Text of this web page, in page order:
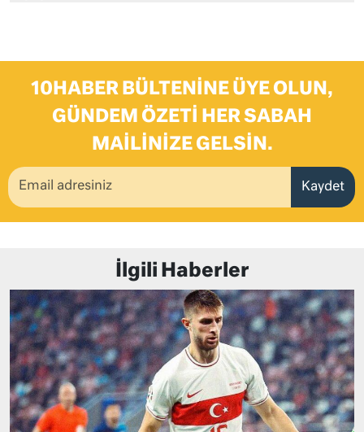
10HABER BÜLTENINE ÜYE OLUN,
GÜNDEM ÖZETI HER SABAH
MAILINIZE GELSIN.
Kaydet
İlgili Haberler